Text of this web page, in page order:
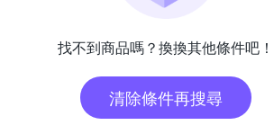
找不到商品嗎？換換其他條件吧！
清除條件再搜尋